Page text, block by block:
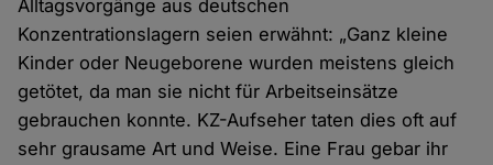
Alltagsvorgänge aus deutschen
Konzentrationslagern seien erwähnt: „Ganz kleine
Kinder oder Neugeborene wurden meistens gleich
getötet, da man sie nicht für Arbeitseinsätze
gebrauchen konnte. KZ-Aufseher taten dies oft auf
sehr grausame Art und Weise. Eine Frau gebar ihr